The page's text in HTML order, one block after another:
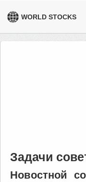
WORLD STOCKS
Задачи
Новостной